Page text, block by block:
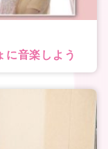
に音楽しよう